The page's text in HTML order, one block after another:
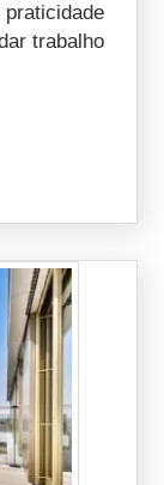
praticidade
trabalho